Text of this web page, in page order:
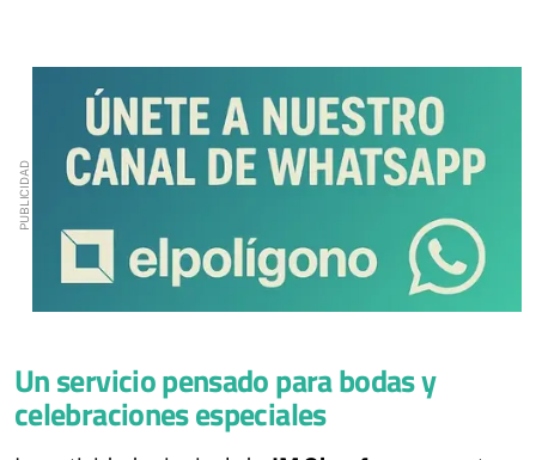
Un servicio pensado para bodas y
celebraciones especiales